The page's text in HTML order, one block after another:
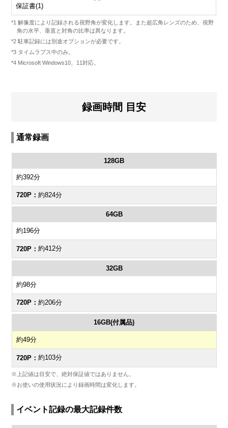
保証書(1)
*1 解像度により記録される視野角が変化します。また超広角レンズのため、視野
角の水平、垂直と対角の比率は異なります。
*2 駐車記録には別途オプションが必要です。
*3 タイムラプス中のみ。
*4 Microsoft Windows10、11対応。
録画時間 目安
通常録画
128GB
約392分
約824分
64GB
約196分
約412分
32GB
約98分
約206分
16GB(付属品)
約49分
約103分
※上記値は目安で、絶対保証値ではありません。
※お使いの使用状況により録画時間は変化します。
イベント記録の最大記録件数